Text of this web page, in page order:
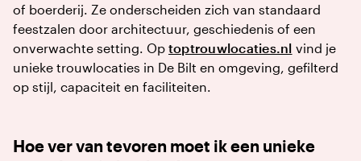
of boerderij. Ze onderscheiden zich van standaard
feestzalen door architectuur, geschiedenis of een
onverwachte setting. Op toptrouwlocaties.nl vind je
unieke trouwlocaties in De Bilt en omgeving, gefilterd
op stijl, capaciteit en faciliteiten.
Hoe ver van tevoren moet ik een unieke